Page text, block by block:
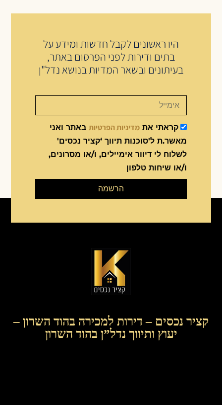
היו ראשונים לקבל חדשות ומידע על
בתים ודירות לפני הפרסום באתר,
בעיתונים ובשאר המדיות בנושא נדל"ן
קראתי את מדיניות הפרטיות באתר ואני
מאשר.ת ל'סוכנות תיווך ‘קציר נכסים'
לשלוח לי דיוור אימיילים, ו/או מסרונים,
ו/או שיחות טלפון
הרשמה
קציר נכסים – דירות למכירה בהוד השרון –
יעוץ ותיווך נדל”ן בהוד השרון